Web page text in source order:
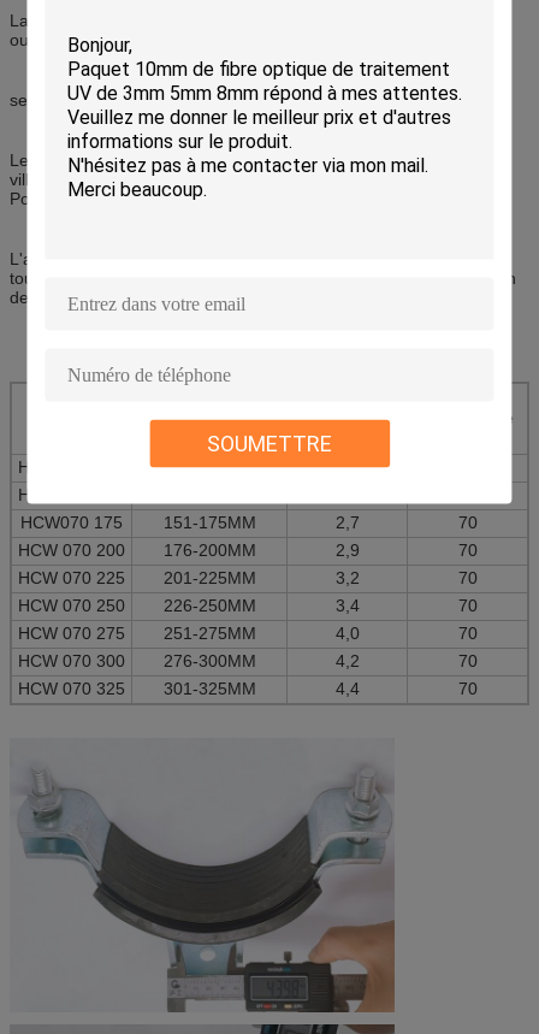
SOUMETTRE
La bride d'attache a pu fixer ou relier différentes brides sur la tour
ou le poteau en acier. Elle a le type de poteau et le type de tour
selon les lignes caractéristiques.
Le type de tour est attelle en métal, il fixe différentes brides sur la
ville de fer sans dommages de force de tour de fer. Le type de
Polonais est cercle de prise.
L'attelle de tension est employée pour la tour faisante le coin ou
tour de terminal, elle fournit des hangings indiquent la construction
de câble à fibres optiques d'ADSS.
emplacements de
fixation
dévastatrice
HCW 070 125
101-125MM 2,3
HCW 070 150
HCW070 175
151-175MM 2,7
70
HCW 070 200
176-200MM 2,9
70
HCW 070 225
201-225MM 3,2
70
HCW 070 250
226-250MM 3,4
70
HCW 070 275
251-275MM 4,0
70
HCW 070 300
276-300MM 4,2
70
HCW 070 325
301-325MM 4,4 70